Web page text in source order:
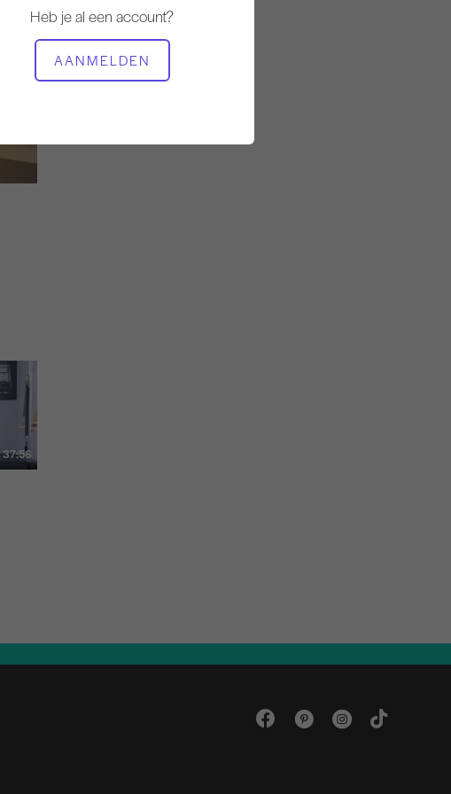
Heb je al een account?
AANMELDEN
BENODIGDE APPARATUUR
Hele studio
37:56